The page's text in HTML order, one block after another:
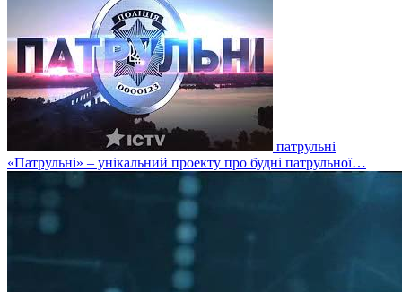
патрульні
«Патрульні» – унікальний проекту про будні патрульної…